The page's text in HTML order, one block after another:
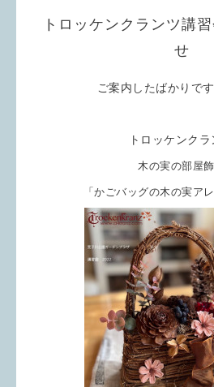
トロッケンクランツ講
せ
ご案内したばかりで
トロッケンクラ
木の実の部屋
「かごバッグの木の実アレ